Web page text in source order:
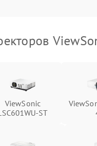
ViewSonic
ST